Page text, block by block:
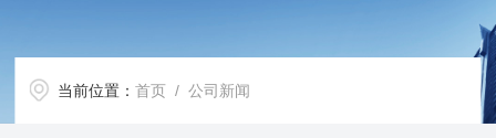
当前位置：首页 / 公司新闻